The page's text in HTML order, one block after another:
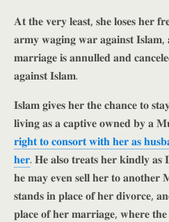
𝐀𝐭 𝐭𝐡𝐞 𝐯𝐞𝐫𝐲 𝐥𝐞𝐚𝐬𝐭, 𝐬𝐡𝐞 𝐥𝐨𝐬𝐞𝐬 𝐡𝐞𝐫
𝐚𝐫𝐦𝐲 𝐰𝐚𝐠𝐢𝐧𝐠 𝐰𝐚𝐫 𝐚𝐠𝐚𝐢𝐧𝐬𝐭 𝐈𝐬𝐥𝐚𝐦,
𝐦𝐚𝐫𝐫𝐢𝐚𝐠𝐞 𝐢𝐬 𝐚𝐧𝐧𝐮𝐥𝐥𝐞𝐝 𝐚𝐧𝐝
𝐚𝐠𝐚𝐢𝐧𝐬𝐭 𝐈𝐬𝐥𝐚𝐦.
𝐈𝐬𝐥𝐚𝐦 𝐠𝐢𝐯𝐞𝐬 𝐡𝐞𝐫 𝐭𝐡𝐞 𝐜𝐡𝐚𝐧𝐜𝐞 𝐭𝐨
𝐥𝐢𝐯𝐢𝐧𝐠 𝐚𝐬 𝐚 𝐜𝐚𝐩𝐭𝐢𝐯𝐞 𝐨𝐰𝐧𝐞𝐝 𝐛𝐲 𝐚
𝐫𝐢𝐠𝐡𝐭 𝐭𝐨 𝐜𝐨𝐧𝐬𝐨𝐫𝐭 𝐰𝐢𝐭𝐡 𝐡𝐞𝐫 𝐚𝐬
𝐡𝐞𝐫. 𝐇𝐞 𝐚𝐥𝐬𝐨 𝐭𝐫𝐞𝐚𝐭𝐬 𝐡𝐞𝐫 𝐤𝐢𝐧𝐝𝐥𝐲
𝐡𝐞 𝐦𝐚𝐲 𝐞𝐯𝐞𝐧 𝐬𝐞𝐥𝐥 𝐡𝐞𝐫 𝐭𝐨
𝐬𝐭𝐚𝐧𝐝𝐬 𝐢𝐧 𝐩𝐥𝐚𝐜𝐞 𝐨𝐟 𝐡𝐞𝐫 𝐝𝐢𝐯𝐨𝐫𝐜𝐞,
𝐩𝐥𝐚𝐜𝐞 𝐨𝐟 𝐡𝐞𝐫 𝐦𝐚𝐫𝐫𝐢𝐚𝐠𝐞, 𝐰𝐡𝐞𝐫𝐞